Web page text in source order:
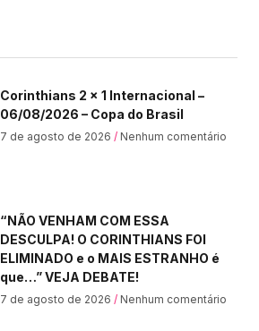
Corinthians 2 x 1 Internacional –
06/08/2026 – Copa do Brasil
7 de agosto de 2026 Nenhum comentário
“NÃO VENHAM COM ESSA
DESCULPA! O CORINTHIANS FOI
ELIMINADO e o MAIS ESTRANHO é
que…” VEJA DEBATE!
7 de agosto de 2026 Nenhum comentário